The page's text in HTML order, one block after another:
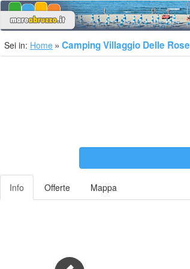
Sei in: Home Camping Villaggio Delle Rose
Info Offerte Mappa